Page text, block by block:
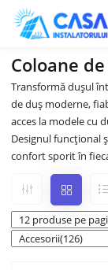
Coloane
Transformă dușul
de duș moderne,
acces la modele cu
Designul funcțional
confort sporit în